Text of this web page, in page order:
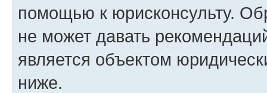
помощью к юрисконсульту.
не может давать
является объектом
ниже.